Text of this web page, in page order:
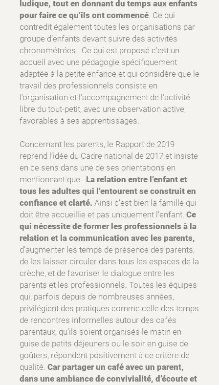
ludique, tout en donnant du temps aux enfants
pour faire ce qu’ils ont commencé. Ce qui
contredit également toutes les organisations par
groupe d’enfants devant suivre des activités
chronométrées. Ce qui est proposé c’est un
accueil avec une pédagogie spécifiquement
adaptée à la petite enfance et qui considère que le
travail des professionnels consiste en
l’organisation et l’accompagnement de l’activité
libre du tout-petit, avec une observation active,
favorables à ses apprentissages.
Concernant les parents, le Rapport de 2019
reprend l’idée du Cadre national de 2017 et insiste
en ce sens dans une de ses orientations en
mentionnant que : La relation entre l’enfant et
tous les adultes qui l’entourent se construit en
confiance et clarté. Ainsi c’est bien la famille qui
doit être accueillie et pas uniquement l’enfant. Ce
qui nécessite de former les professionnels à la
relation et la communication avec les parents,
d’augmenter les temps de présence des parents,
de les laisser circuler dans tous les espaces de la
crèche, et de favoriser le dialogue entre les
parents et les professionnels. Toutes les équipes
qui, parfois depuis de nombreuses années,
privilégient des pratiques comme celle des temps
de rencontres informelles autour des cafés
parentaux, qu’ils soient organisés le matin en
guise de petits déjeuners ou le soir en guise de
goûters, répondent positivement à ce critère de
qualité. Car partager un café avec un parent,
dans une ambiance de convivialité, d’écoute et